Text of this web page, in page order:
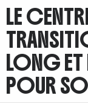
LE
LONG ET
POUR